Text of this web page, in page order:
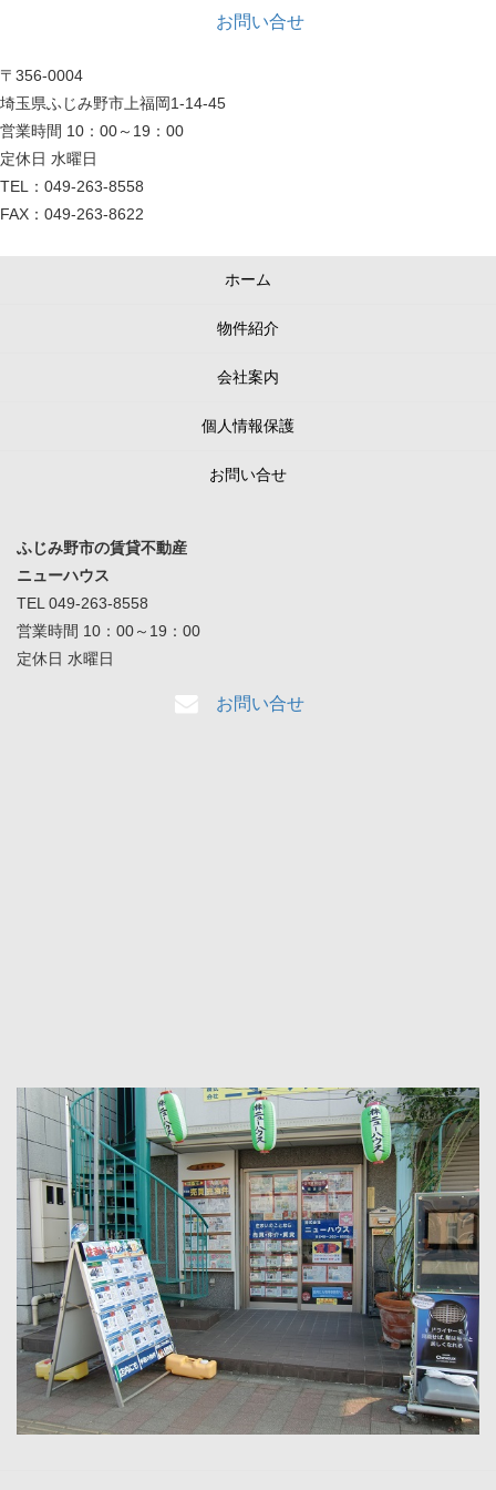
お問い合せ
〒356-0004
埼玉県ふじみ野市上福岡1-14-45
営業時間 10：00～19：00
定休日 水曜日
TEL：049-263-8558
FAX：049-263-8622
ホーム
物件紹介
会社案内
個人情報保護
お問い合せ
ふじみ野市の賃貸不動産
ニューハウス
TEL 049-263-8558
営業時間 10：00～19：00
定休日 水曜日
お問い合せ